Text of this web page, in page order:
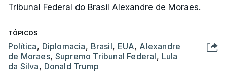
Tribunal Federal do Brasil Alexandre de Moraes.
TÓPICOS
Política, Diplomacia, Brasil, EUA, Alexandre
de Moraes, Supremo Tribunal Federal, Lula
da Silva, Donald Trump